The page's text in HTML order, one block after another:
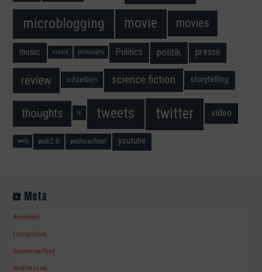
microblogging movie movies
music musik philosophy Politics politik presse
review schreiben science fiction storytelling
thoughts tv tweets twitter video
web web2.0 weihnachten youtube
Meta
Anmelden
Eintrags-Feed
Kommentar-Feed
WordPress.org